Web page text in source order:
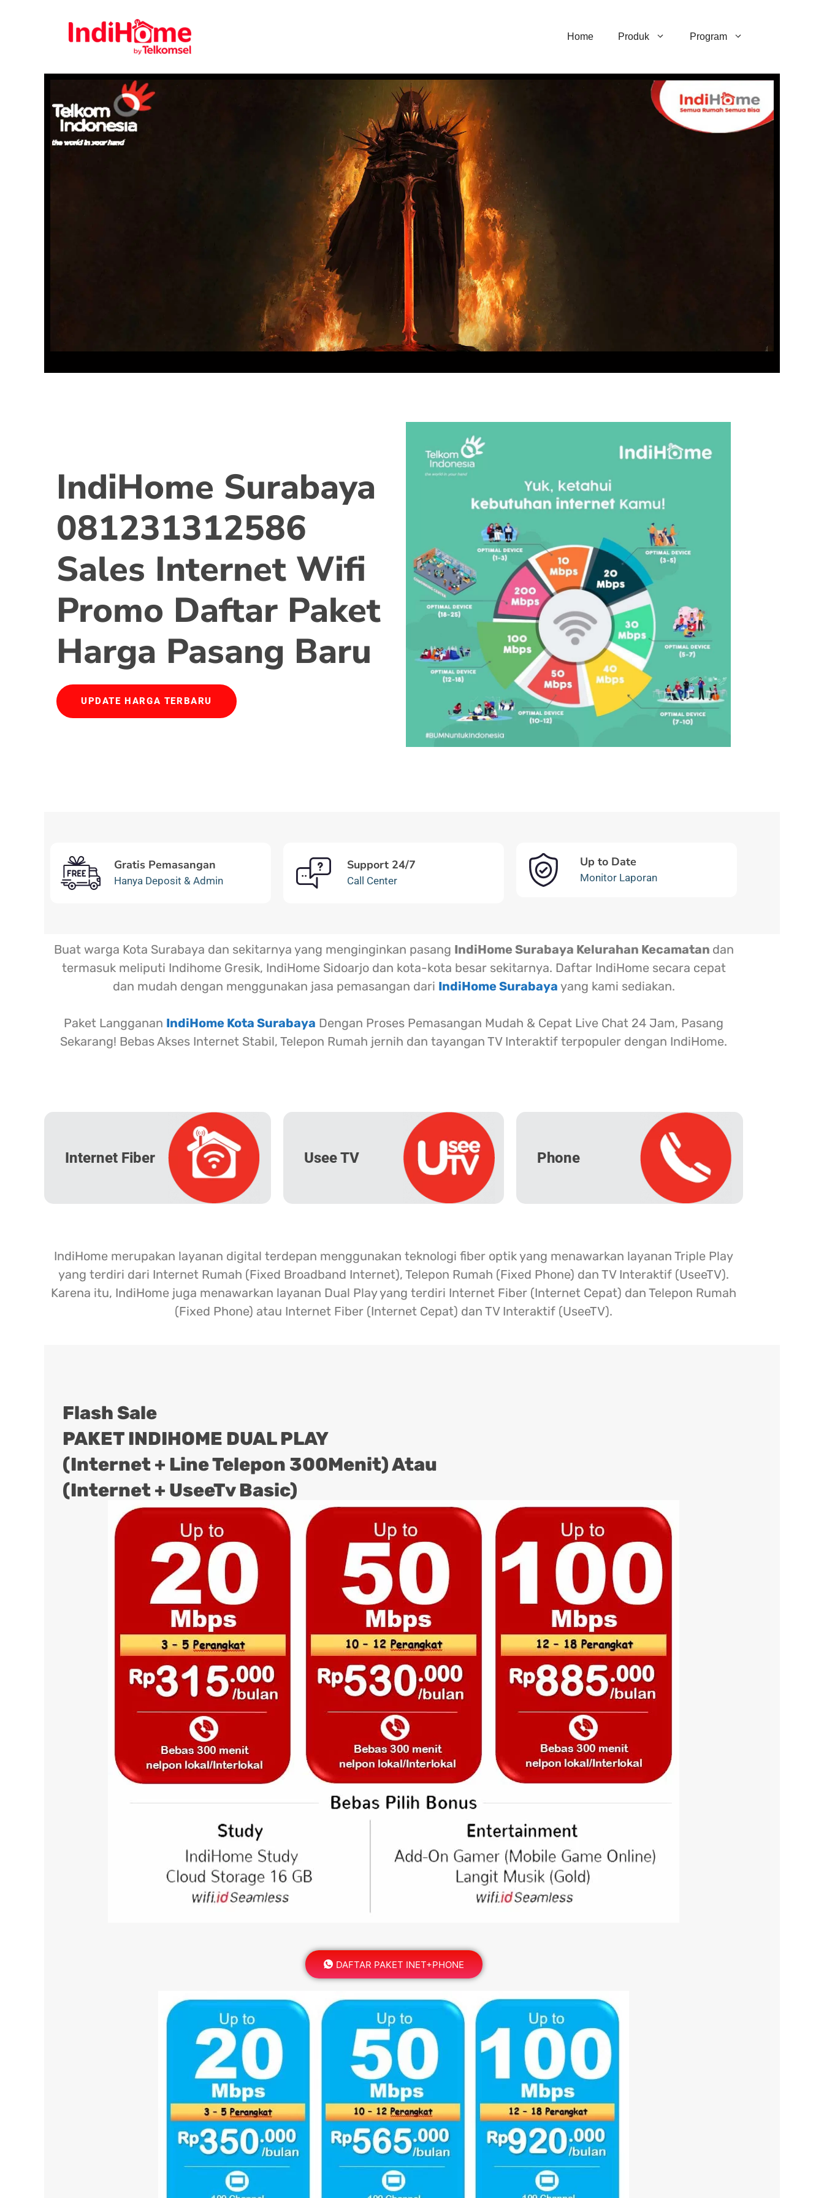
Home Produk Program
IndiHome Surabaya
081231312586
Sales Internet Wifi
Promo Daftar Paket
Harga Pasang Baru
UPDATE HARGA TERBARU
Gratis Pemasangan
Hanya Deposit & Admin
Support 24/7
Call Center
Up to Date
Monitor Laporan
Buat warga Kota Surabaya dan sekitarnya yang menginginkan pasang IndiHome Surabaya Kelurahan Kecamatan dan
termasuk meliputi Indihome Gresik, IndiHome Sidoarjo dan kota-kota besar sekitarnya. Daftar IndiHome secara cepat
dan mudah dengan menggunakan jasa pemasangan dari IndiHome Surabaya yang kami sediakan.
Paket Langganan IndiHome Kota Surabaya Dengan Proses Pemasangan Mudah & Cepat Live Chat 24 Jam, Pasang
Sekarang! Bebas Akses Internet Stabil, Telepon Rumah jernih dan tayangan TV Interaktif terpopuler dengan IndiHome.
Internet Fiber Usee TV Phone
IndiHome merupakan layanan digital terdepan menggunakan teknologi fiber optik yang menawarkan layanan Triple Play
yang terdiri dari Internet Rumah (Fixed Broadband Internet), Telepon Rumah (Fixed Phone) dan TV Interaktif (UseeTV).
Karena itu, IndiHome juga menawarkan layanan Dual Play yang terdiri Internet Fiber (Internet Cepat) dan Telepon Rumah
(Fixed Phone) atau Internet Fiber (Internet Cepat) dan TV Interaktif (UseeTV).
Flash Sale
PAKET INDIHOME DUAL PLAY
(Internet + Line Telepon 300Menit) Atau
(Internet + UseeTv Basic)
DAFTAR PAKET INET+PHONE